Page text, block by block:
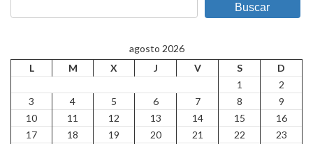
Buscar
agosto 2026
L
M X J V S
D
1
2
3
4 5 6 7 8
9
10
11 12 13 14 15
16
17
18 19 20 21 22 23